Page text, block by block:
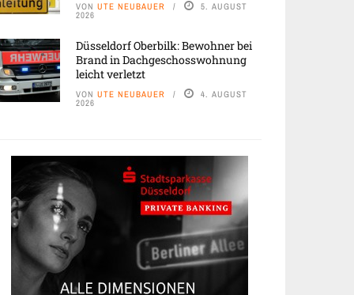
VON UTE NEUBAUER 5. AUGUST
2026
Düsseldorf Oberbilk: Bewohner bei
Brand in Dachgeschosswohnung
leicht verletzt
VON UTE NEUBAUER 4. AUGUST
2026